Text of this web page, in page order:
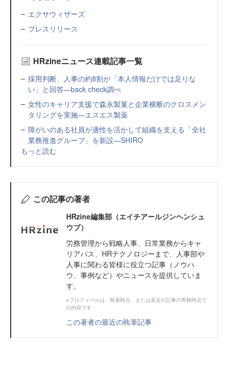
エクサウィザーズ
プレスリリース
HRzineニュース連載記事一覧
採用判断、人事の約8割が「本人情報だけでは足りな
い」と回答—back check調べ
女性のキャリア支援で森永製菓と企業横断のクロスメン
タリングを実施—エスエス製薬
障がいのある社員が適性を活かして組織を支える「全社
業務推進グループ」を新設—SHIRO
もっと読む
この記事の著者
HRzine編集部（エイチアールジンヘンシュ
ウブ）
労務管理から戦略人事、日常業務からキャ
リアパス、HRテクノロジーまで、人事部や
人事に関わる皆様に役立つ記事（ノウハ
ウ、事例など）やニュースを提供していま
す。
※プロフィールは、執筆時点、または直近の記事の寄稿時点で
の内容です
この著者の最近の執筆記事